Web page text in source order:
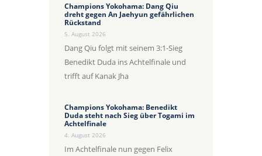
Champions Yokohama: Dang Qiu
dreht gegen An Jaehyun gefährlichen
Rückstand
5. August 2026
Dang Qiu folgt mit seinem 3:1-Sieg
Benedikt Duda ins Achtelfinale und
trifft auf Kanak Jha
Champions Yokohama: Benedikt
Duda steht nach Sieg über Togami im
Achtelfinale
4. August 2026
Im Achtelfinale nun gegen Felix